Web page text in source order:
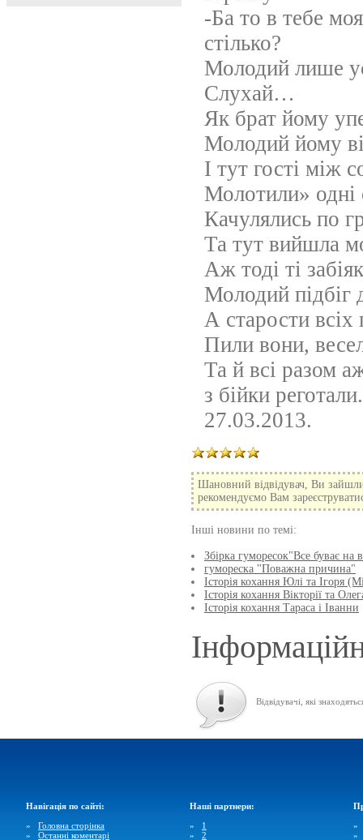
-Ба то в тебе
стілько?
Молодий лише
Слухай…
Як брат йому
Молодий йому
І тут гості між
Молотили» одні
Качулялись по
Та тут вийшла
Аж тоді ті
Молодий підбіг
А старости всіх
Пили вони,
Та й всі разом
з бійки реготали.
27.03.2013.
Шановний відвідувач, Ви
рекомендуємо Вам
Інші новини по темі:
Збірка гуморесок"Все буває на
гумореска "Поважна причина"
Історія кохання Юлі та Ігоря
Історія кохання Вікторії та
Історія кохання Тараса і Іванни
Відвідувачі, які
Навігація по сайті:
» Головна сторінка
» Останні коментарі
Наші партнери:
» 1
» 2